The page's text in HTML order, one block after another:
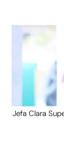
Jefa Clara